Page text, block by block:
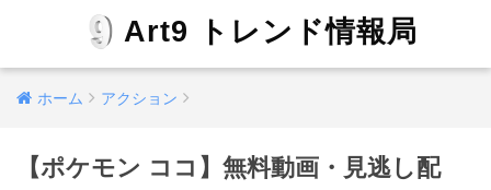
Art9 トレンド情報局
ホーム アクション
【ポケモン ココ】無料動画・見逃し配